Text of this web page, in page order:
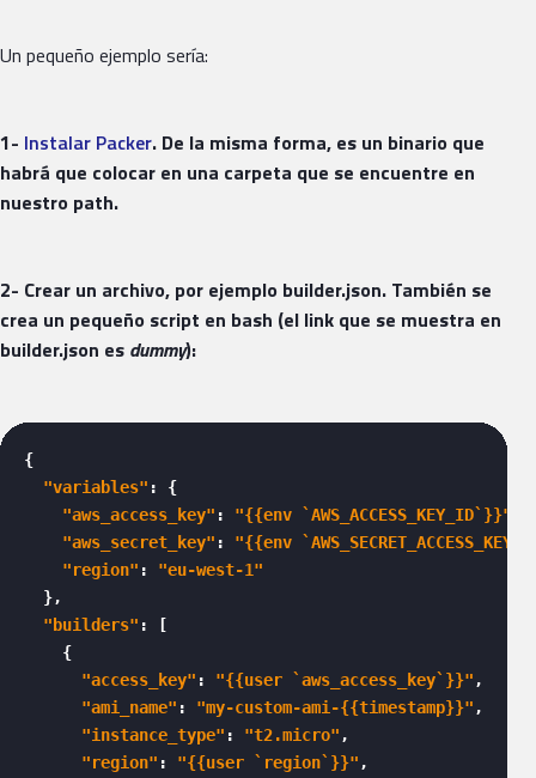
Un pequeño ejemplo sería:
1- Instalar Packer. De la misma forma, es un binario que
habrá que colocar en una carpeta que se encuentre en
nuestro path.
2- Crear un archivo, por ejemplo builder.json. También se
crea un pequeño script en bash (el link que se muestra en
builder.json es dummy):
{
"variables" : {
"aws_access_key" : "{{env `AWS_ACCESS_KEY_ID`}}"
"aws_secret_key" : "{{env
"region" : "eu-west-1"
  },
"builders" : [
    {
"access_key" : "{{user `aws_access_key`}}" ,
"ami_name" : "my-custom-ami-{{timestamp}}" ,
"instance_type" : "t2.micro" ,
"region" : "{{user `region`}}" ,